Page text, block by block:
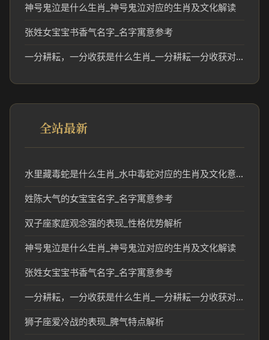
神号鬼泣是什么生肖_神号鬼泣对应的生肖及文化解读
张姓女宝宝书香气名字_名字寓意参考
一分耕耘，一分收获是什么生肖_一分耕耘一分收获对应的生肖寓意解析
全站最新
水里藏毒蛇是什么生肖_水中毒蛇对应的生肖及文化意义
姓陈大气的女宝宝名字_名字寓意参考
双子座家庭观念强的表现_性格优势解析
神号鬼泣是什么生肖_神号鬼泣对应的生肖及文化解读
张姓女宝宝书香气名字_名字寓意参考
一分耕耘，一分收获是什么生肖_一分耕耘一分收获对应的生肖寓意解析
狮子座爱冷战的表现_脾气特点解析